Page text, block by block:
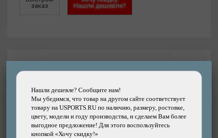
Нашли дешевле? Сообщите нам!
Мы убедимся, что товар на другом сайте соответствует
товару на USPORTS.RU по наличию, размеру, ростовке,
цвету, модели и году производства, и сделаем Вам более
выгодное предложение! Для этого воспользуйтесь
кнопкой «Хочу скидку!»
заказ
Нашли дешевле?
Другие товары каталога
Подробнее
Тормозные ручки TEKTRO QUARTZ RL721
алюминий Top Mount ROAD/GRAVEL для руля